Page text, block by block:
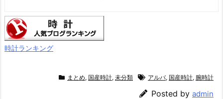
時計ランキング
まとめ, 国産時計, 未分類 アルバ, 国産時計, 腕時計
Posted by admin